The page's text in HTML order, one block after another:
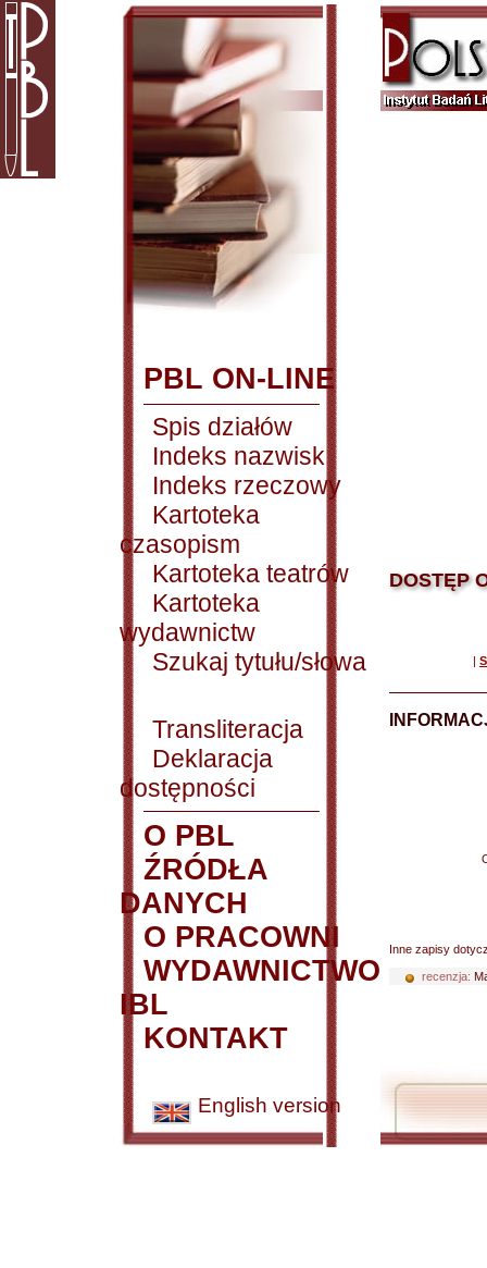
PBL ON-LINE
Spis działów
Indeks nazwisk
Indeks rzeczowy
Kartoteka
czasopism
Kartoteka teatrów
Kartoteka
wydawnictw
Szukaj tytułu/słowa
Transliteracja
Deklaracja
dostępności
O PBL
ŹRÓDŁA
DANYCH
O PRACOWNI
WYDAWNICTWO
IBL
KONTAKT
English version
DOSTĘP
|
Inne zapisy
recenzja: